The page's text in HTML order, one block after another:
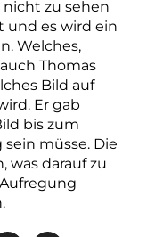
zu sehen
und es wird ein
Welches,
Thomas
Bild auf
Er gab
bis zum
müsse. Die
was darauf zu